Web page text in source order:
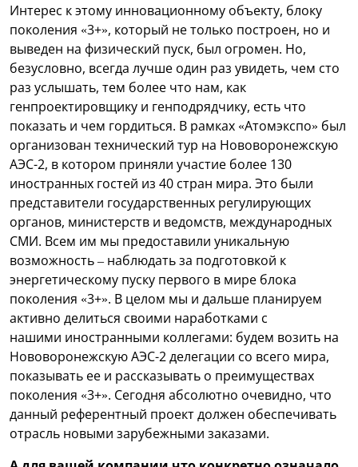
Интерес к этому инновационному объекту, блоку
поколения «3+», который не только построен, но и
выведен на физический пуск, был огромен. Но,
безусловно, всегда лучше один раз увидеть, чем сто
раз услышать, тем более что нам, как
генпроектировщику и генподрядчику, есть что
показать и чем гордиться. В рамках «Атомэкспо» был
организован технический тур на Нововоронежскую
АЭС-2, в котором приняли участие более 130
иностранных гостей из 40 стран мира. Это были
представители государственных регулирующих
органов, министерств и ведомств, международных
СМИ. Всем им мы предоставили уникальную
возможность – наблюдать за подготовкой к
энергетическому пуску первого в мире блока
поколения «3+». В целом мы и дальше планируем
активно делиться своими наработками с
нашими иностранными коллегами: будем возить на
Нововоронежскую АЭС-2 делегации со всего мира,
показывать ее и рассказывать о преимуществах
поколения «3+». Сегодня абсолютно очевидно, что
данный референтный проект должен обеспечивать
отрасль новыми зарубежными заказами.